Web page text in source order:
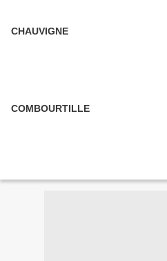
CHAUVIGNE
COMBOURTILLE